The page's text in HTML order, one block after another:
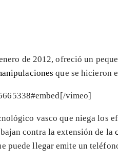
de 2012, ofreció un
que se hicieron
vimeo]
vasco que niega los
contra la extensión de la
puede llegar emite un